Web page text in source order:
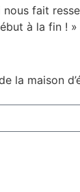
fait
à la fin ! »
la maison